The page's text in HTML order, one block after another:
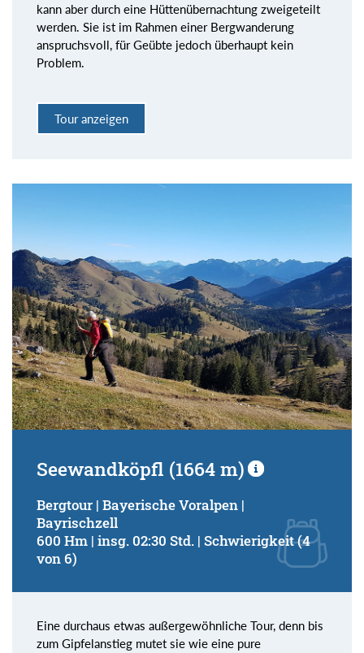
kann aber durch eine Hüttenübernachtung zweigeteilt
werden. Sie ist im Rahmen einer Bergwanderung
anspruchsvoll, für Geübte jedoch überhaupt kein
Problem.
Tour anzeigen
Seewandköpfl (1664 m)
Bergtour | Bayerische Voralpen |
Bayrischzell
600 Hm | insg. 02:30 Std. | Schwierigkeit (4
von 6)
Eine durchaus etwas außergewöhnliche Tour, denn bis
zum Gipfelanstieg mutet sie wie eine pure